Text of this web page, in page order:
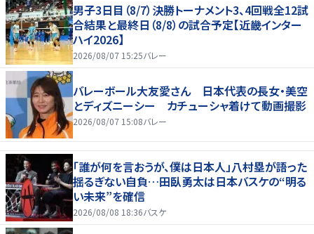
男子3日目（8/7）決勝トーナメント3、4回戦全12試
合結果と最終日（8/8）の試合予定【近畿インター
ハイ2026】
2026/08/07 15:25バレー
バレーボール大友愛さん 日本代表の長女・美空
とディズニーシー カチューシャ着けて動画撮影
2026/08/07 15:08バレー
「誰が何を言おうが、僕は日本人」八村塁が語った
揺るぎない自負…田臥勇太は日本バスケの“明る
い未来”を確信
2026/08/08 18:36バスケ